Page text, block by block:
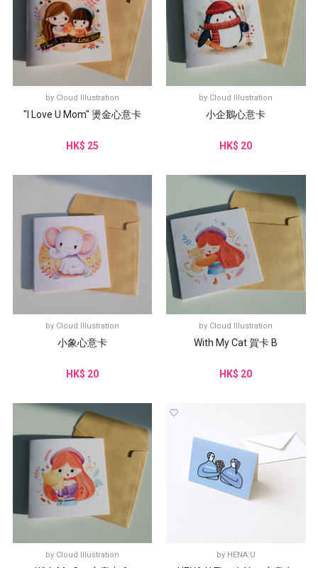
by Cloud Illustration
"I Love U Mom" 燙金心意卡
HK$ 25
by Cloud Illustration
小企鵝心意卡
HK$ 20
by Cloud Illustration
小象心意卡
HK$ 20
by Cloud Illustration
With My Cat 賀卡 B
HK$ 20
by Cloud Illustration by HENA:U